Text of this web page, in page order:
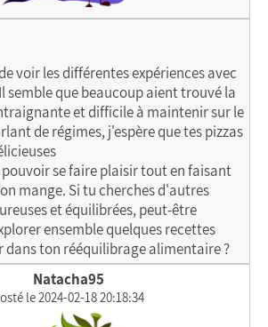
voir les différentes expériences avec
semble que beaucoup aient trouvé la
et difficile à maintenir sur le
de régimes, j'espère que tes pizzas
se faire plaisir tout en faisant
mange. Si tu cherches d'autres
et équilibrées, peut-être
ensemble quelques recettes
dans ton rééquilibrage alimentaire ?
Natacha95
le 2024-02-18 20:18:34